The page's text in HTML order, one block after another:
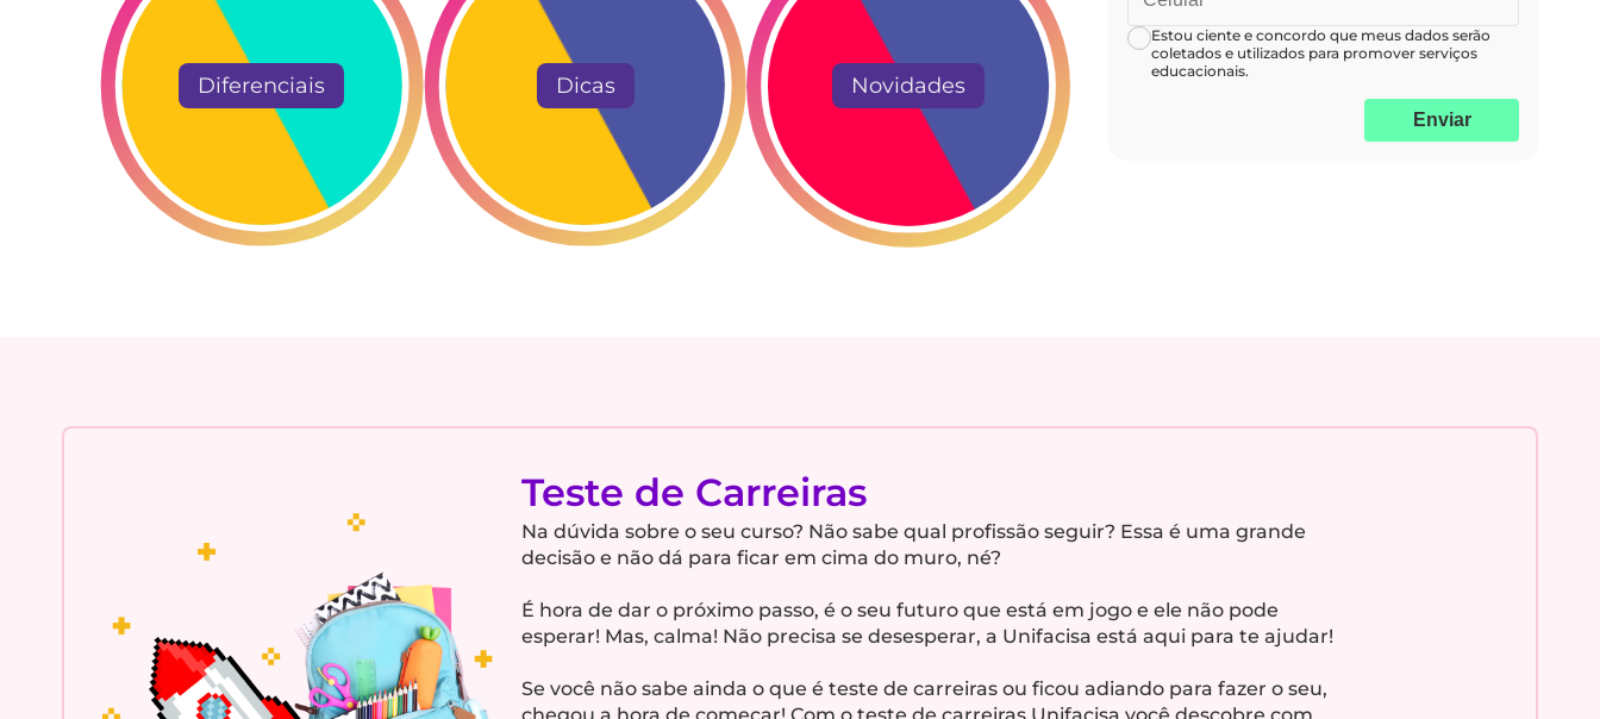
Diferenciais Dicas Novidades
Estou ciente e concordo que meus dados serão
coletados e utilizados para promover serviços
educacionais.
Enviar
Teste de Carreiras
Na dúvida sobre o seu curso? Não sabe qual profissão seguir? Essa é uma grande
decisão e não dá para ficar em cima do muro, né?
É hora de dar o próximo passo, é o seu futuro que está em jogo e ele não pode
esperar! Mas, calma! Não precisa se desesperar, a Unifacisa está aqui para te ajudar!
Se você não sabe ainda o que é teste de carreiras ou ficou adiando para fazer o seu,